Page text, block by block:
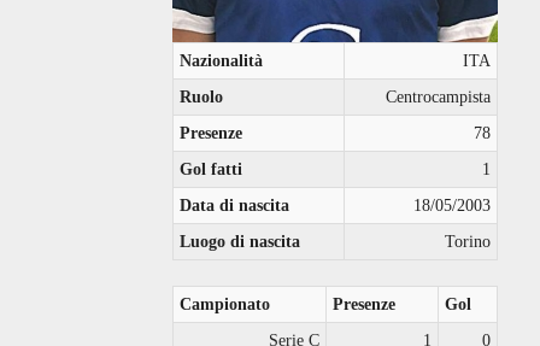
Nazionalità
ITA
Ruolo
Centrocampista
Presenze
78
Gol fatti
1
Data di nascita
18/05/2003
Luogo di nascita
Torino
Campionato Presenze
Gol
Serie C
1
0